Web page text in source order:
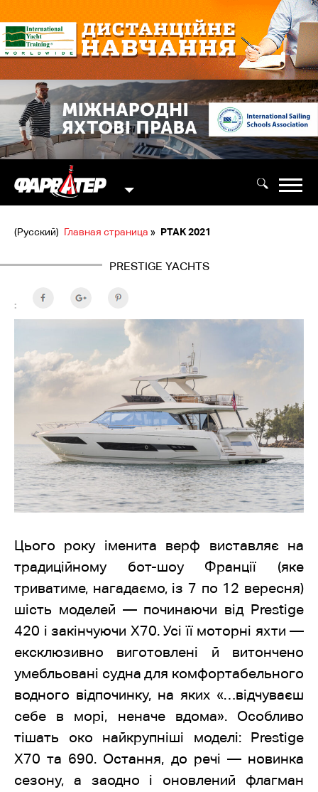
(Русский) Главная страница » PTAK 2021
PRESTIGE YACHTS
:
Цього року іменита верф виставляє на
традиційному бот-шоу Франції (яке
триватиме, нагадаємо, із 7 по 12 вересня)
шість моделей — починаючи від Prestige
420 і закінчуючи Х70. Усі її моторні яхти —
ексклюзивно виготовлені й витончено
умебльовані судна для комфортабельного
водного відпочинку, на яких «…відчуваєш
себе в морі, неначе вдома». Особливо
тішать око найкрупніші моделі: Prestige
Х70 та 690. Остання, до речі — новинка
сезону, а заодно і оновлений флагман